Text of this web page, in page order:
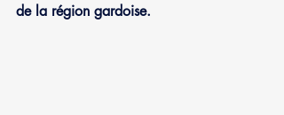
de la région gardoise.